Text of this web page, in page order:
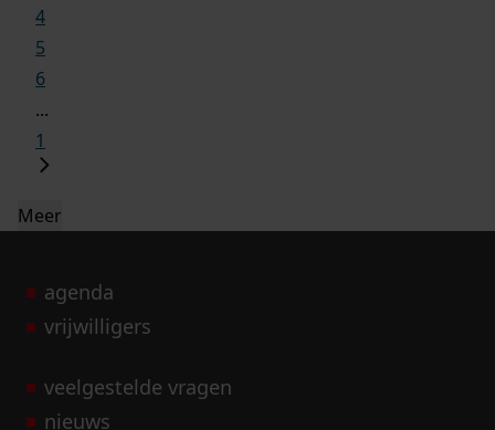
4
5
6
...
1
Meer
agenda
vrijwilligers
veelgestelde vragen
nieuws